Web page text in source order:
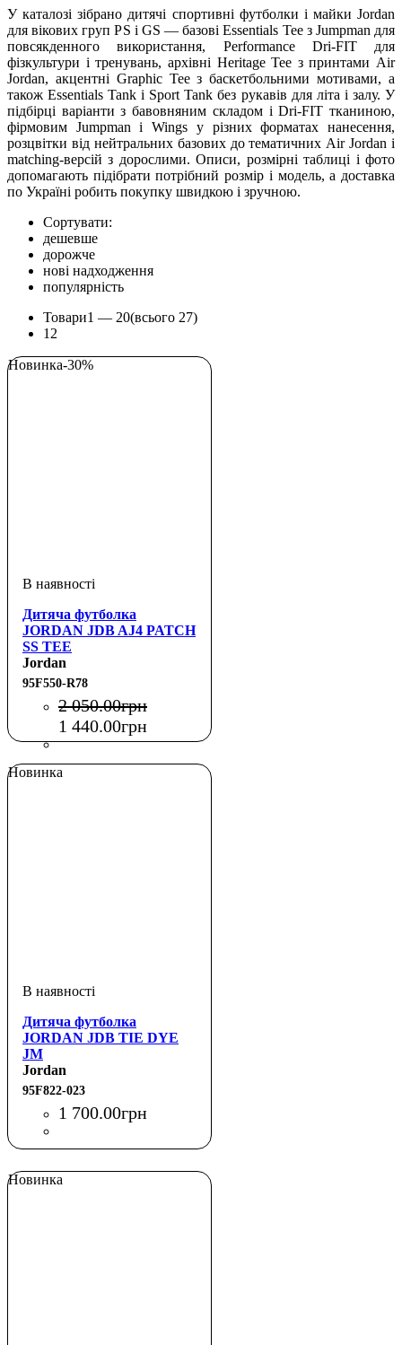
У каталозі зібрано дитячі спортивні футболки і майки Jordan
для вікових груп PS і GS — базові Essentials Tee з Jumpman для
повсякденного використання, Performance Dri-FIT для
фізкультури і тренувань, архівні Heritage Tee з принтами Air
Jordan, акцентні Graphic Tee з баскетбольними мотивами, а
також Essentials Tank і Sport Tank без рукавів для літа і залу. У
підбірці варіанти з бавовняним складом і Dri-FIT тканиною,
фірмовим Jumpman і Wings у різних форматах нанесення,
розцвітки від нейтральних базових до тематичних Air Jordan і
matching-версій з дорослими. Описи, розмірні таблиці і фото
допомагають підібрати потрібний розмір і модель, а доставка
по Україні робить покупку швидкою і зручною.
Сортувати:
дешевше
дорожче
нові надходження
популярність
Товари1 — 20(всього 27)
1 2
Новинка-30%
Дитяча футболка
JORDAN JDB AJ4 PATCH
SS TEE
Jordan
95F550-R78
2 050.00грн
1 440.00грн
Новинка
Дитяча футболка
JORDAN JDB TIE DYE
JM
Jordan
95F822-023
1 700.00грн
Новинка